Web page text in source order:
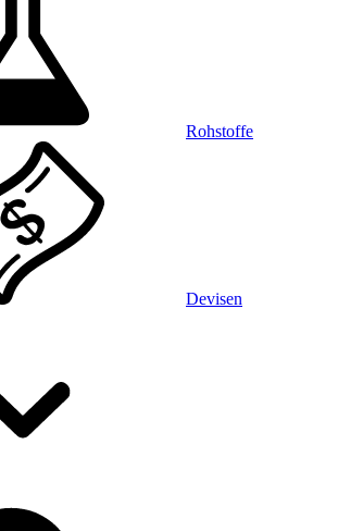
Rohstoffe
Devisen